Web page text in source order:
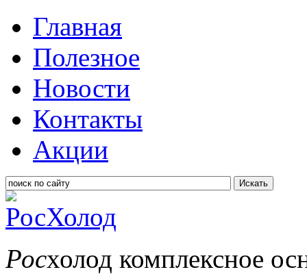
Главная
Полезное
Новости
Контакты
Акции
Искать
Росхолод комплексное